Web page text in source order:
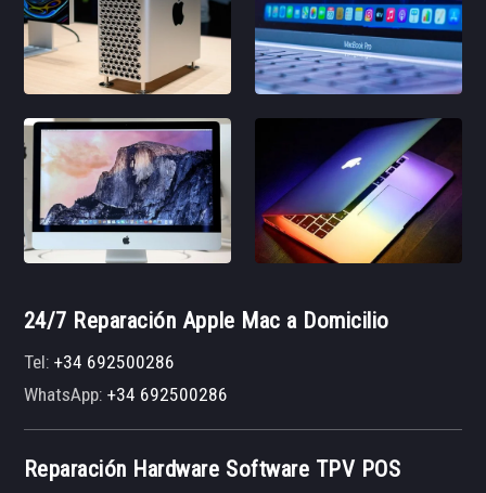
24/7 Reparación Apple Mac a Domicilio
Tel:+34 692500286
WhatsApp:+34 692500286
Reparación Hardware Software TPV POS